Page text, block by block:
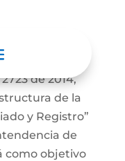
y Registro
de 2014,
de la
y Registro”
de
como objetivo